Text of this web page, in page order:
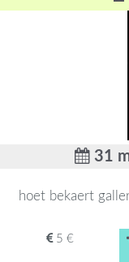
31
hoet bekaert
5 €